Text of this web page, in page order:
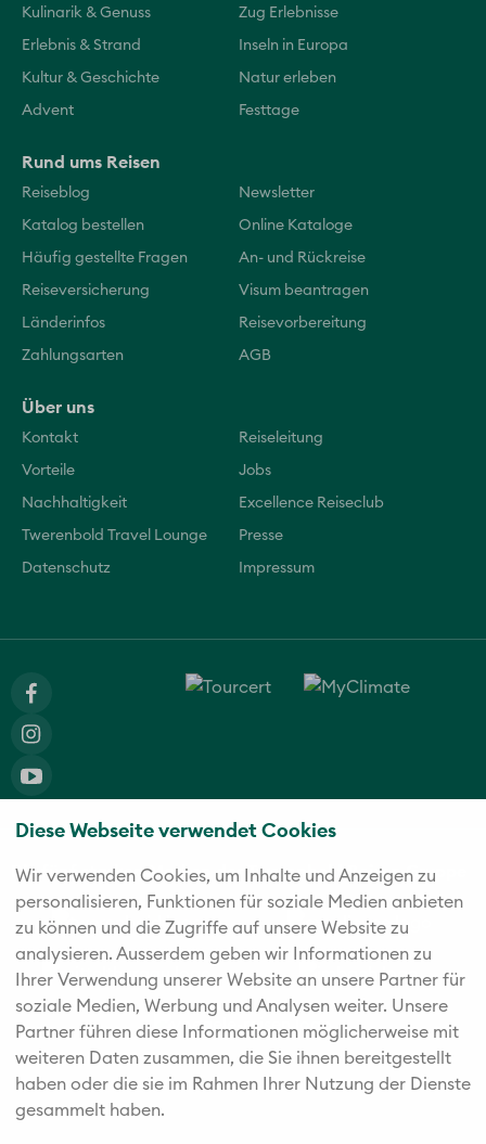
Diese Webseite verwendet Cookies
Wir verwenden Cookies, um Inhalte und Anzeigen zu
personalisieren, Funktionen für soziale Medien anbieten
zu können und die Zugriffe auf unsere Website zu
analysieren. Außerdem geben wir Informationen zu
Ihrer Verwendung unserer Website an unsere Partner für
soziale Medien, Werbung und Analysen weiter. Unsere
Partner führen diese Informationen möglicherweise mit
weiteren Daten zusammen, die Sie ihnen bereitgestellt
haben oder die sie im Rahmen Ihrer Nutzung der Dienste
gesammelt haben.
Kulinarik & Genuss Zug Erlebnisse
Erlebnis & Strand Inseln in Europa
Kultur & Geschichte Natur erleben
Advent Festtage
Rund ums Reisen
Reiseblog Newsletter
Katalog bestellen Online Kataloge
Häufig gestellte Fragen An- und Rückreise
Reiseversicherung Visum beantragen
Länderinfos Reisevorbereitung
Zahlungsarten AGB
Über uns
Kontakt Reiseleitung
Vorteile Jobs
Nachhaltigkeit Excellence Reiseclub
Twerenbold Travel Lounge Presse
Datenschutz Impressum
Die fünf starken Marken der Twerenbold Reisen Gruppe